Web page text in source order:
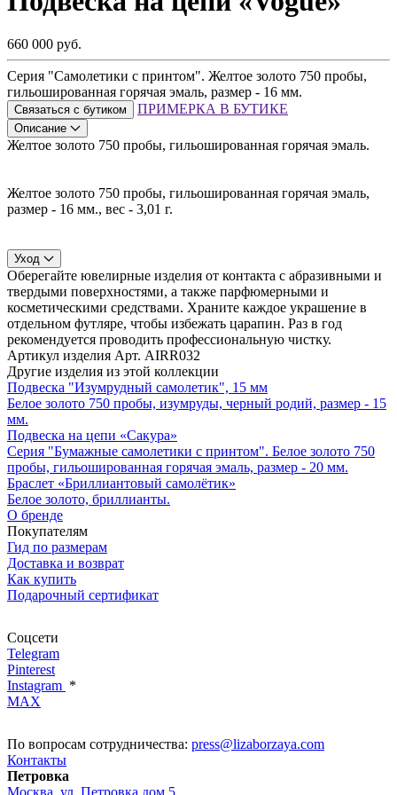
660 000 руб.
Серия "Самолетики с принтом". Желтое золото 750 пробы,
гильошированная горячая эмаль, размер - 16 мм.
Связаться с бутиком ПРИМЕРКА В БУТИКЕ
Описание
Желтое золото 750 пробы, гильошированная горячая эмаль.
Желтое золото 750 пробы, гильошированная горячая эмаль,
размер - 16 мм., вес - 3,01 г.
Уход
Оберегайте ювелирные изделия от контакта с абразивными и
твердыми поверхностями, а также парфюмерными и
косметическими средствами. Храните каждое украшение в
отдельном футляре, чтобы избежать царапин. Раз в год
рекомендуется проводить профессиональную чистку.
Артикул изделия Арт. AIRR032
Другие изделия из этой коллекции
Подвеска "Изумрудный самолетик", 15 мм
Белое золото 750 пробы, изумруды, черный родий, размер - 15
мм.
Подвеска на цепи «Сакура»
Серия "Бумажные самолетики с принтом". Белое золото 750
пробы, гильошированная горячая эмаль, размер - 20 мм.
Браслет «Бриллиантовый самолётик»
Белое золото, бриллианты.
О бренде
Покупателям
Гид по размерам
Доставка и возврат
Как купить
Подарочный сертификат
Соцсети
Telegram
Pinterest
Instagram *
MAX
По вопросам сотрудничества: press@lizaborzaya.com
Контакты
Петровка